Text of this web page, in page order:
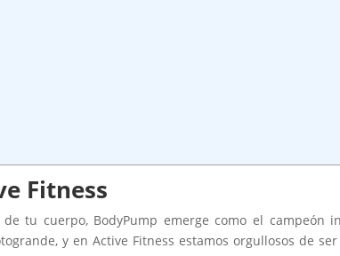
Fitness
tu cuerpo, BodyPump emerge como el campeón
y en Active Fitness estamos orgullosos de